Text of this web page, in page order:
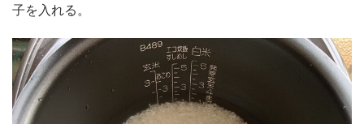
子を入れる。